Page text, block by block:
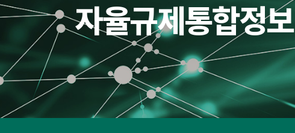
회원사 거래지원
현황
예치금 이용료율
비교 공시
수수료 비교 공시
거래소 잔고대사
결과 공시
교육 영상
자율규제통합정보